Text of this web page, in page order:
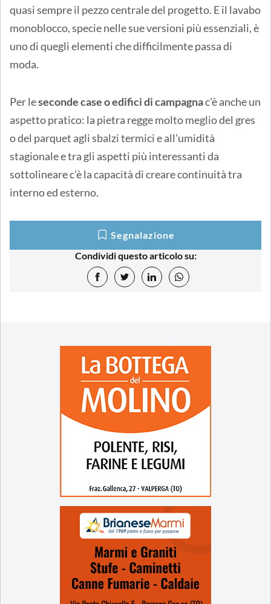
quasi sempre il pezzo centrale del progetto. E il lavabo
monoblocco, specie nelle sue versioni più essenziali, è
uno di quegli elementi che difficilmente passa di
moda.
Per leseconde case o edifici di campagnac'è anche un
aspetto pratico: la pietra regge molto meglio del gres
o del parquet agli sbalzi termici e all'umidità
stagionale e tra gli aspetti più interessanti da
sottolineare c’è la capacità di creare continuità tra
interno ed esterno.
Segnalazione
Condividi questo articolo su: